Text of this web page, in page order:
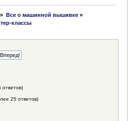
» Все о машинной вышивке»
классы
25 ответов)